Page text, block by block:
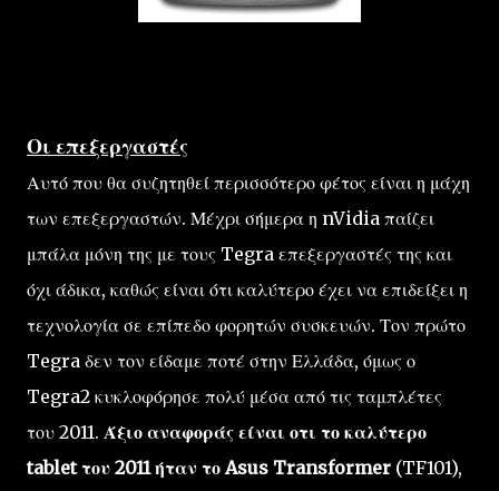
Οι επεξεργαστές
Αυτό που θα συζητηθεί περισσότερο φέτος είναι η μάχη
των επεξεργαστών. Μέχρι σήμερα η nVidia παίζει
μπάλα μόνη της με τους Tegra επεξεργαστές της και
όχι άδικα, καθώς είναι ότι καλύτερο έχει να επιδείξει η
τεχνολογία σε επίπεδο φορητών συσκευών. Τον πρώτο
Tegra δεν τον είδαμε ποτέ στην Ελλάδα, όμως ο
Tegra2 κυκλοφόρησε πολύ μέσα από τις ταμπλέτες
του 2011. Άξιο αναφοράς είναι οτι το καλύτερο
tablet του 2011 ήταν το Asus Transformer (TF101),